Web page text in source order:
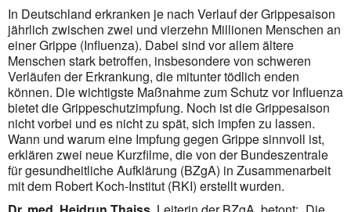
In Deutschland erkranken je nach Verlauf der Grippesaison
jährlich zwischen zwei und vierzehn Millionen Menschen an
einer Grippe (Influenza). Dabei sind vor allem ältere
Menschen stark betroffen, insbesondere von schweren
Verläufen der Erkran­kung, die mitunter tödlich enden
können. Die wichtigste Maßnahme zum Schutz vor Influenza
bietet die Grippe­schutz­impfung. Noch ist die Grippesaison
nicht vorbei und es nicht zu spät, sich impfen zu lassen.
Wann und warum eine Impfung gegen Grippe sinnvoll ist,
erklären zwei neue Kurzfilme, die von der Bundeszentrale
für gesundheitliche Aufklärung (BZgA) in Zusammen­arbeit
mit dem Robert Koch-Institut (RKI) erstellt wurden.